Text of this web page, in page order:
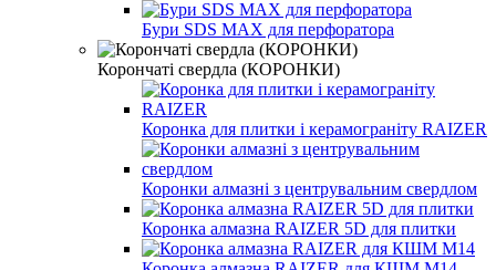
Бури SDS MAX для перфоратора
Корончаті свердла (КОРОНКИ)
Коронка для плитки і керамограніту RAIZER
Коронки алмазні з центрувальним свердлом
Коронка алмазна RAIZER 5D для плитки